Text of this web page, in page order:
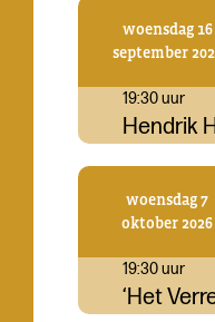
woensdag 16
september
19:30 uur
Hendrik
woensdag 7
oktober 2026
19:30 uur
‘Het